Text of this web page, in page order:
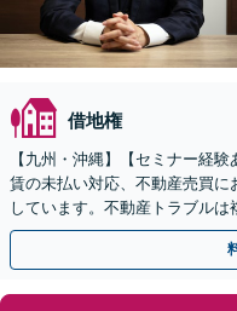
借地権
【九州・沖縄】【セミナー経
賃の未払い対応、不動産売買
しています。不動産トラブル
ください。【休日・夜間面談可